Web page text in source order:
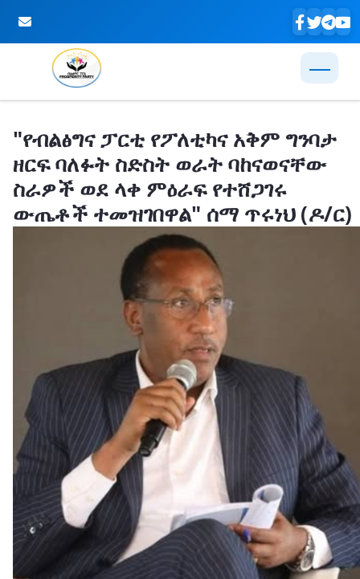
"የብልፅግና ፓርቲ የፖለቲካና አቅም ግንባታ
ዘርፍ ባለፉት ስድስት ወራት ባከናወናቸው
ስራዎች ወደ ላቀ ምዕራፍ የተሸጋገሩ
ውጤቶች ተመዝገበዋል" ሰማ ጥሩነህ (ዶ/ር)